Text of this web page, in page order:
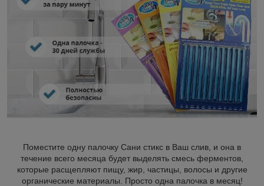
Поместите одну палочку Сани стикс в Ваш слив, и она в
течение всего месяца будет выделять смесь ферментов,
которые расщепляют пищу, жир, частицы, волосы и другие
органические материалы. Просто одна палочка в месяц!